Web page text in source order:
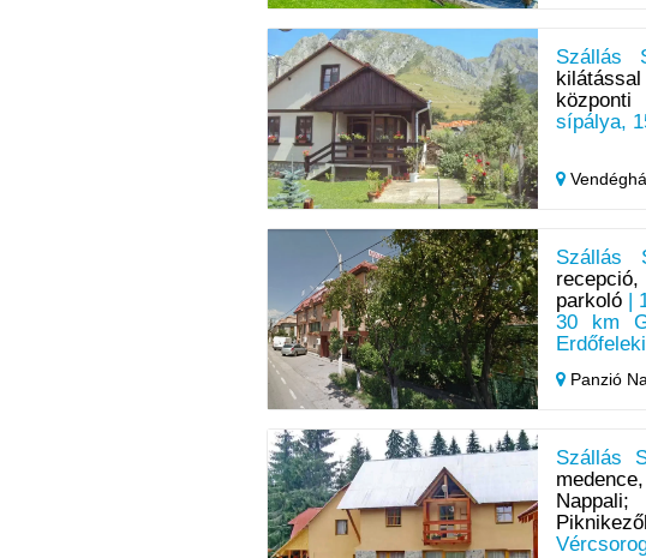
Szállás
sípálya,
Szállás
parkoló|
30 km
Panzió
Szállás